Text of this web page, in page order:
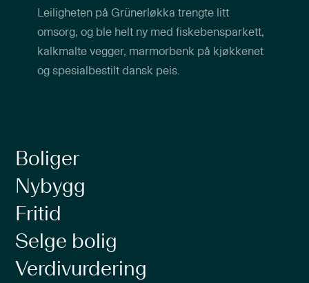
Leiligheten på Grünerløkka trengte litt
omsorg, og ble helt ny med fiskebensparkett,
kalkmalte vegger, marmorbenk på kjøkkenet
og spesialbestilt dansk peis.
Boliger
Nybygg
Fritid
Selge bolig
Verdivurdering